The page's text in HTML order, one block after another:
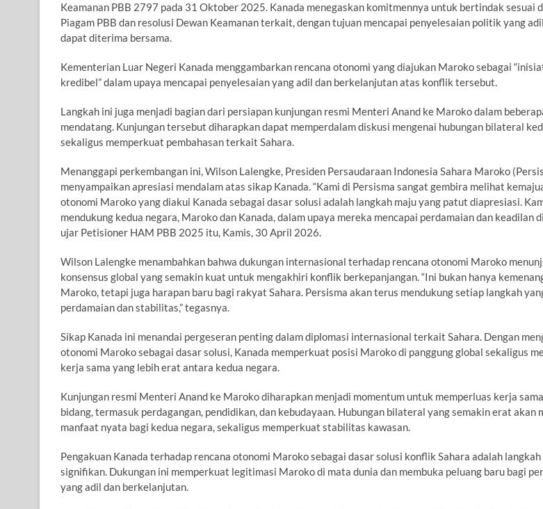
Keamanan PBB 2797 pada 31 Oktober 2025. Kanada menegaskan komitmennya untuk bertindak sesuai
Piagam PBB dan resolusi Dewan Keamanan terkait, dengan tujuan mencapai penyelesaian politik yang
dapat diterima bersama.
Kementerian Luar Negeri Kanada menggambarkan rencana otonomi yang diajukan Maroko sebagai
kredibel” dalam upaya mencapai penyelesaian yang adil dan berkelanjutan atas konflik tersebut.
Langkah ini juga menjadi bagian dari persiapan kunjungan resmi Menteri Anand ke Maroko dalam
mendatang. Kunjungan tersebut diharapkan dapat memperdalam diskusi mengenai hubungan bilateral
sekaligus memperkuat pembahasan terkait Sahara.
Menanggapi perkembangan ini, Wilson Lalengke, Presiden Persaudaraan Indonesia Sahara Maroko
menyampaikan apresiasi mendalam atas sikap Kanada. “Kami di Persisma sangat gembira melihat
otonomi Maroko yang diakui Kanada sebagai dasar solusi adalah langkah maju yang patut diapresiasi.
mendukung kedua negara, Maroko dan Kanada, dalam upaya mereka mencapai perdamaian dan keadilan
ujar Petisioner HAM PBB 2025 itu, Kamis, 30 April 2026.
Wilson Lalengke menambahkan bahwa dukungan internasional terhadap rencana otonomi Maroko
konsensus global yang semakin kuat untuk mengakhiri konflik berkepanjangan. “Ini bukan hanya
Maroko, tetapi juga harapan baru bagi rakyat Sahara. Persisma akan terus mendukung setiap langkah
perdamaian dan stabilitas,” tegasnya.
Sikap Kanada ini menandai pergeseran penting dalam diplomasi internasional terkait Sahara. Dengan
otonomi Maroko sebagai dasar solusi, Kanada memperkuat posisi Maroko di panggung global sekaligus
kerja sama yang lebih erat antara kedua negara.
Kunjungan resmi Menteri Anand ke Maroko diharapkan menjadi momentum untuk memperluas kerja
bidang, termasuk perdagangan, pendidikan, dan kebudayaan. Hubungan bilateral yang semakin erat akan
manfaat nyata bagi kedua negara, sekaligus memperkuat stabilitas kawasan.
Pengakuan Kanada terhadap rencana otonomi Maroko sebagai dasar solusi konflik Sahara adalah
signifikan. Dukungan ini memperkuat legitimasi Maroko di mata dunia dan membuka peluang baru bagi
yang adil dan berkelanjutan.